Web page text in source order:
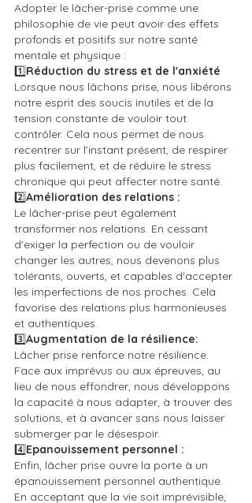
Adopter le lâcher-prise comme une
philosophie de vie peut avoir des effets
profonds et positifs sur notre santé
mentale et physique :
1️⃣Réduction du stress et de l'anxiété
Lorsque nous lâchons prise, nous libérons
notre esprit des soucis inutiles et de la
tension constante de vouloir tout
contrôler. Cela nous permet de nous
recentrer sur l'instant présent, de respirer
plus facilement, et de réduire le stress
chronique qui peut affecter notre santé.
2️⃣Amélioration des relations :
Le lâcher-prise peut également
transformer nos relations. En cessant
d'exiger la perfection ou de vouloir
changer les autres, nous devenons plus
tolérants, ouverts, et capables d'accepter
les imperfections de nos proches. Cela
favorise des relations plus harmonieuses
et authentiques.
3️⃣Augmentation de la résilience:
Lâcher prise renforce notre résilience.
Face aux imprévus ou aux épreuves, au
lieu de nous effondrer, nous développons
la capacité à nous adapter, à trouver des
solutions, et à avancer sans nous laisser
submerger par le désespoir.
4️⃣Epanouissement personnel :
Enfin, lâcher prise ouvre la porte à un
épanouissement personnel authentique.
En acceptant que la vie soit imprévisible,